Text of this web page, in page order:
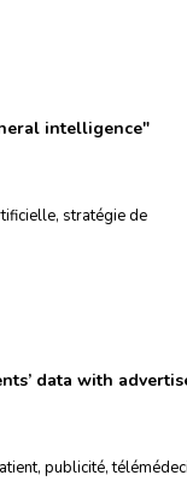
intelligence"
, stratégie de
data with
, publicité,